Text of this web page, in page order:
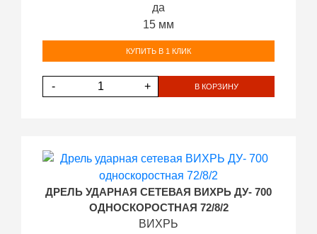
да
15 мм
КУПИТЬ В 1 КЛИК
- + В КОРЗИНУ
ДРЕЛЬ УДАРНАЯ СЕТЕВАЯ ВИХРЬ ДУ- 700
ОДНОСКОРОСТНАЯ 72/8/2
ВИХРЬ